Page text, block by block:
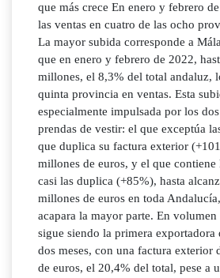
que más crece En enero y febrero
las ventas en cuatro de las ocho
La mayor subida corresponde a
que en enero y febrero de 2022,
millones, el 8,3% del total andaluz,
quinta provincia en ventas. Esta
especialmente impulsada por los
prendas de vestir: el que exceptúa
que duplica su factura exterior
millones de euros, y el que contiene
casi las duplica (+85%), hasta
millones de euros en toda
acapara la mayor parte. En
sigue siendo la primera exportadora
dos meses, con una factura exterior
de euros, el 20,4% del total, pese a